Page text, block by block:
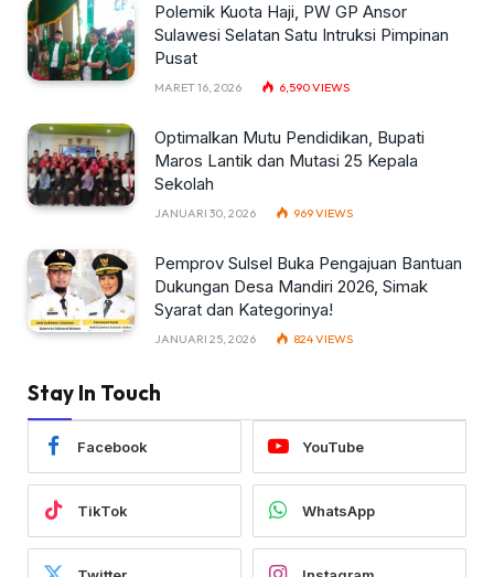
Polemik Kuota Haji, PW GP Ansor
Sulawesi Selatan Satu Intruksi Pimpinan
Pusat
MARET 16, 2026 6,590VIEWS
Optimalkan Mutu Pendidikan, Bupati
Maros Lantik dan Mutasi 25 Kepala
Sekolah
JANUARI 30, 2026 969VIEWS
Pemprov Sulsel Buka Pengajuan Bantuan
Dukungan Desa Mandiri 2026, Simak
Syarat dan Kategorinya!
JANUARI 25, 2026 824VIEWS
Stay In Touch
Facebook YouTube
TikTok WhatsApp